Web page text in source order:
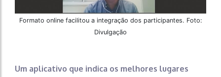
Formato online facilitou a integração dos participantes. Foto:
Divulgação
Um aplicativo que indica os melhores lugares